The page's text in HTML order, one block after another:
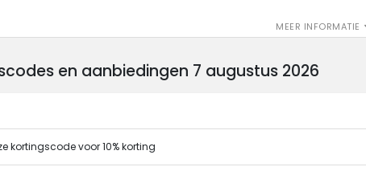
MEER INFORMATIE
en aanbiedingen 7 augustus 2026
kortingscode voor 10% korting